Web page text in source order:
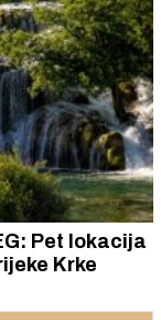
Pet lokacija
Krke